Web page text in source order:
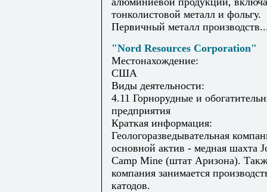
тонколистовой металл и фольгу.
Первичный металл
"Nord Resources Corporation"
Местонахождение:
США
Виды деятельности:
4.11 Горнорудные и
предприятия
Краткая информация:
Геологоразведывательная
основной актив - медная шахта
Camp Mine (штат Аризона).
компания занимается
катодов.